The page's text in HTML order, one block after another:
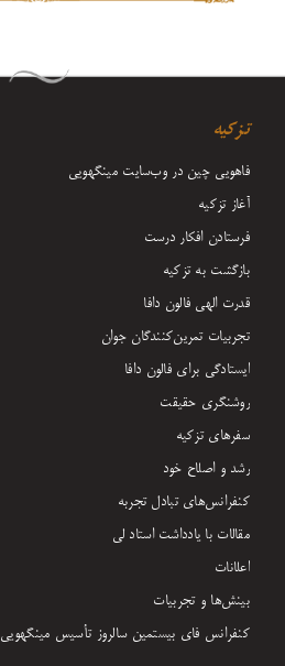
تزکیه
فاهویی چین در وب‌سایت مینگهویی
آغاز تزکیه
فرستادن افکار درست
بازگشت به تزکیه
قدرت الهی فالون دافا
تجربیات تمرین‌کنندگان جوان
ایستادگی برای فالون دافا
روشنگری حقیقت
سفرهای تزکیه
رشد و اصلاح خود
کنفرانس‌های تبادل تجربه
مقالات با یادداشت‌ استاد لی
اعلانات
بینش‌ها و تجربیات
کنفرانس فای بیستمین سالروز تأسیس مینگهویی